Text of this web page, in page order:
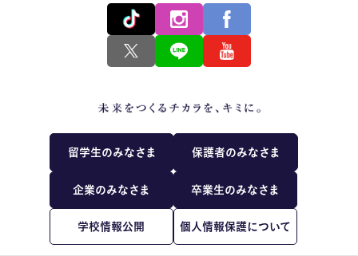
留学生のみなさま 保護者のみなさま
企業のみなさま 卒業生のみなさま
学校情報公開 個人情報保護について